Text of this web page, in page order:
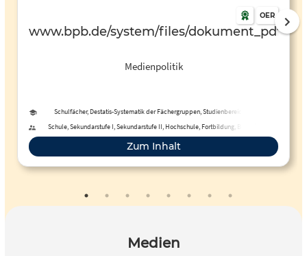
OER
www.bpb.de/system/files/dokument_pdf/
Medienpolitik
Schulfächer, Destatis-Systematik der Fächergruppen, Studienbereiche und
Schule, Sekundarstufe I, Sekundarstufe II, Hochschule, Fortbildung, Berufliche
Bildung
Zum Inhalt
Medien